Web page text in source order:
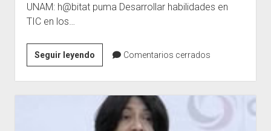
UNAM: h@bitat puma Desarrollar habilidades en
TIC en los…
Seguir leyendoFormación
de
docentes
en
TIC
a
Comentarios cerrados